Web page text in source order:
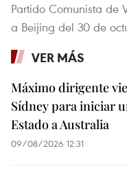
Partido Comunista de
a Beijing del 30 de
VER MÁS
Máximo dirigente
Sídney para iniciar
Estado a Australia
09/08/2026 12:31